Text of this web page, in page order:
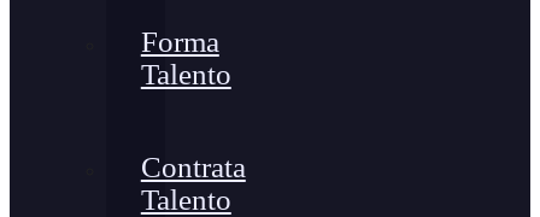
Forma
Talento
Contrata
Talento